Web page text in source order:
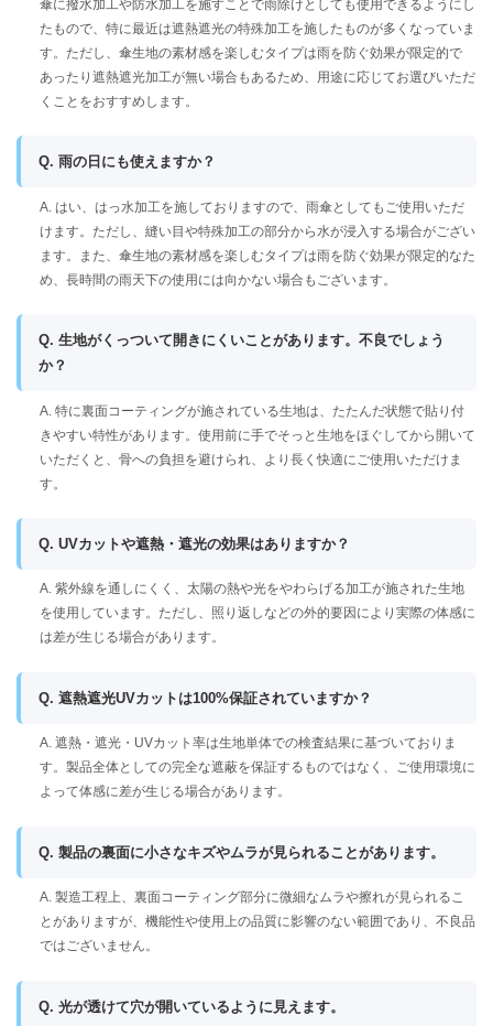
傘に撥水加工や防水加工を施すことで雨除けとしても使用できるようにし
たもので、特に最近は遮熱遮光の特殊加工を施したものが多くなっていま
す。ただし、傘生地の素材感を楽しむタイプは雨を防ぐ効果が限定的で
あったり遮熱遮光加工が無い場合もあるため、用途に応じてお選びいただ
くことをおすすめします。
Q. 雨の日にも使えますか？
A. はい、はっ水加工を施しておりますので、雨傘としてもご使用いただ
けます。ただし、縫い目や特殊加工の部分から水が浸入する場合がござい
ます。また、傘生地の素材感を楽しむタイプは雨を防ぐ効果が限定的なた
め、長時間の雨天下の使用には向かない場合もございます。
Q. 生地がくっついて開きにくいことがあります。不良でしょう
か？
A. 特に裏面コーティングが施されている生地は、たたんだ状態で貼り付
きやすい特性があります。使用前に手でそっと生地をほぐしてから開いて
いただくと、骨への負担を避けられ、より長く快適にご使用いただけま
す。
Q. UVカットや遮熱・遮光の効果はありますか？
A. 紫外線を通しにくく、太陽の熱や光をやわらげる加工が施された生地
を使用しています。ただし、照り返しなどの外的要因により実際の体感に
は差が生じる場合があります。
Q. 遮熱遮光UVカットは100%保証されていますか？
A. 遮熱・遮光・UVカット率は生地単体での検査結果に基づいておりま
す。製品全体としての完全な遮蔽を保証するものではなく、ご使用環境に
よって体感に差が生じる場合があります。
Q. 製品の裏面に小さなキズやムラが見られることがあります。
A. 製造工程上、裏面コーティング部分に微細なムラや擦れが見られるこ
とがありますが、機能性や使用上の品質に影響のない範囲であり、不良品
ではございません。
Q. 光が透けて穴が開いているように見えます。